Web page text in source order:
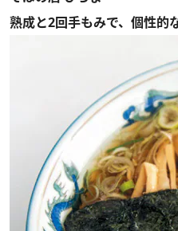
熟成と2回手もみで、個性的